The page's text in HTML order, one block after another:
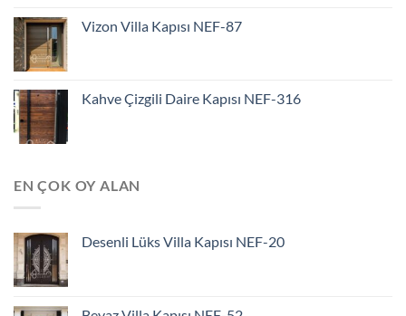
Vizon Villa Kapısı NEF-87
Kahve Çizgili Daire Kapısı NEF-316
EN ÇOK OY ALAN
Desenli Lüks Villa Kapısı NEF-20